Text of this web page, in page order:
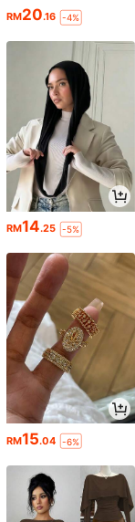
RM20.16 -4%
RM14.25 -5%
RM15.04 -6%